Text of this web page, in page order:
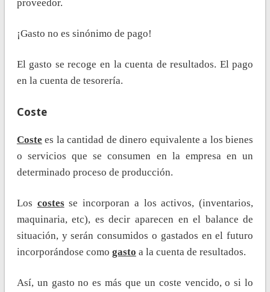
proveedor.
¡Gasto no es sinónimo de pago!
El gasto se recoge en la cuenta de resultados. El pago
en la cuenta de tesorería.
Coste
Coste es la cantidad de dinero equivalente a los bienes
o servicios que se consumen en la empresa en un
determinado proceso de producción.
Los costes se incorporan a los activos, (inventarios,
maquinaria, etc), es decir aparecen en el balance de
situación, y serán consumidos o gastados en el futuro
incorporándose como gasto a la cuenta de resultados.
Así, un gasto no es más que un coste vencido, o si lo